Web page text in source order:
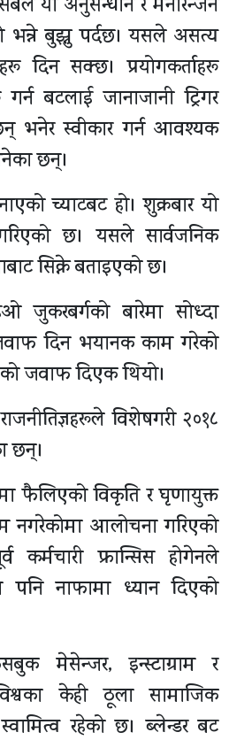
सबैले यो अनुसन्धान र मनोरन्जन
भन्ने बुझ्नु पर्दछ। यसले असत्य
दिन सक्छ। प्रयोगकर्ताहरू
बटलाई जानाजानी ट्रिगर
भनेर स्वीकार गर्न आवश्यक
छन्।
च्याटबट हो। शुक्रबार यो
छ। यसले सार्वजनिक
सिक्ने बताइएको छ।
जुकरबर्गको बारेमा सोध्दा
दिन भयानक काम गरेको
जवाफ दिएक थियो।
विशेषगरी २०१८
छन्।
फैलिएको विकृति र घृणायुक्त
नगरेकोमा आलोचना गरिएको
फ्रान्सिस होगेनले
पनि नाफामा ध्यान दिएको
मेसेन्जर, इन्स्टाग्राम र
केही ठूला सामाजिक
रहेको छ। ब्लेन्डर बट